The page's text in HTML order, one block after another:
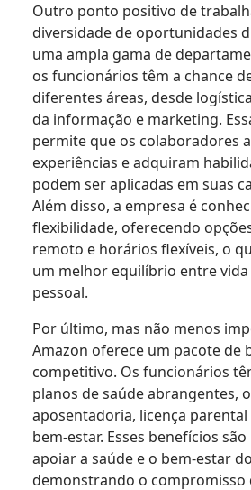
Outro ponto positivo de
diversidade de oportunidades
uma ampla gama de
os funcionários têm a chance
diferentes áreas, desde
da informação e marketing.
permite que os colaboradores
experiências e adquiram
podem ser aplicadas em suas
Além disso, a empresa é
flexibilidade, oferecendo
remoto e horários flexíveis, o
um melhor equilíbrio entre
pessoal.
Por último, mas não menos
Amazon oferece um pacote de
competitivo. Os funcionários
planos de saúde abrangentes,
aposentadoria, licença
bem-estar. Esses benefícios
apoiar a saúde e o bem-estar
demonstrando o compromisso